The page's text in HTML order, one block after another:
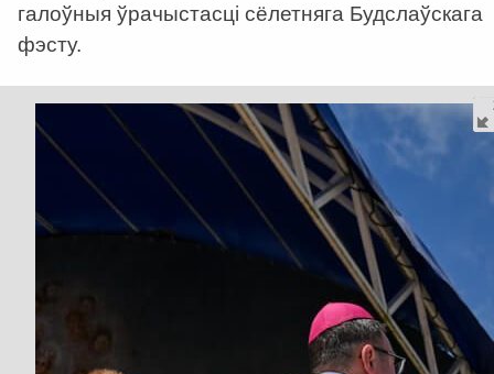
галоўныя ўрачыстасці сёлетняга Будслаўскага
фэсту.